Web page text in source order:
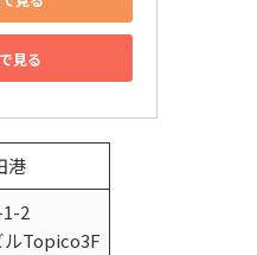
見る
港
1-2
ルTopico3F